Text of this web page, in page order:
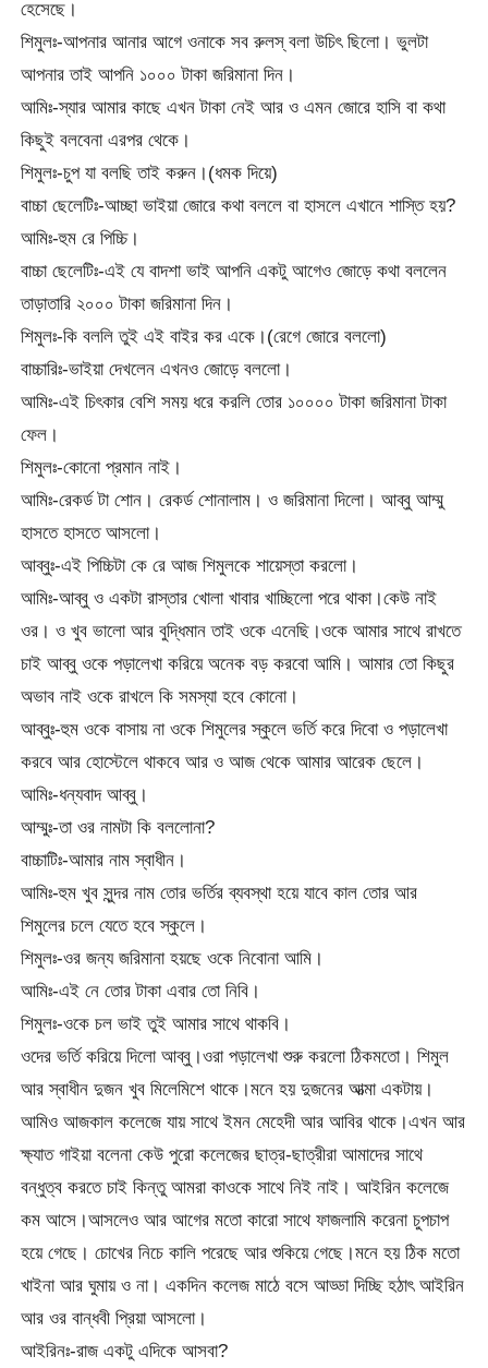
হেসেছে।
শিমুলঃ-আপনার আনার আগে ওনাকে সব রুলস্ বলা উচিৎ ছিলো। ভুলটা
আপনার তাই আপনি ১০০০ টাকা জরিমানা দিন।
আমিঃ-স্যার আমার কাছে এখন টাকা নেই আর ও এমন জোরে হাসি বা কথা
কিছুই বলবেনা এরপর থেকে।
শিমুলঃ-চুপ যা বলছি তাই করুন।(ধমক দিয়ে)
বাচ্চা ছেলেটিঃ-আচ্ছা ভাইয়া জোরে কথা বললে বা হাসলে এখানে শাস্তি হয়?
আমিঃ-হুম রে পিচ্চি।
বাচ্চা ছেলেটিঃ-এই যে বাদশা ভাই আপনি একটু আগেও জোড়ে কথা বললেন
তাড়াতারি ২০০০ টাকা জরিমানা দিন।
শিমুলঃ-কি বললি তুই এই বাইর কর একে।(রেগে জোরে বললো)
বাচ্চারিঃ-ভাইয়া দেখলেন এখনও জোড়ে বললো।
আমিঃ-এই চিৎকার বেশি সময় ধরে করলি তোর ১০০০০ টাকা জরিমানা টাকা
ফেল।
শিমুলঃ-কোনো প্রমান নাই।
আমিঃ-রেকর্ড টা শোন। রেকর্ড শোনালাম। ও জরিমানা দিলো। আব্বু আম্মু
হাসতে হাসতে আসলো।
আব্বুঃ-এই পিচ্চিটা কে রে আজ শিমুলকে শায়েস্তা করলো।
আমিঃ-আব্বু ও একটা রাস্তার খোলা খাবার খাচ্ছিলো পরে থাকা।কেউ নাই
ওর। ও খুব ভালো আর বুদ্ধিমান তাই ওকে এনেছি।ওকে আমার সাথে রাখতে
চাই আব্বু ওকে পড়ালেখা করিয়ে অনেক বড় করবো আমি। আমার তো কিছুর
অভাব নাই ওকে রাখলে কি সমস্যা হবে কোনো।
আব্বুঃ-হুম ওকে বাসায় না ওকে শিমুলের স্কুলে ভর্তি করে দিবো ও পড়ালেখা
করবে আর হোস্টেলে থাকবে আর ও আজ থেকে আমার আরেক ছেলে।
আমিঃ-ধন্যবাদ আব্বু।
আম্মুঃ-তা ওর নামটা কি বললোনা?
বাচ্চাটিঃ-আমার নাম স্বাধীন।
আমিঃ-হুম খুব সুন্দর নাম তোর ভর্তির ব্যবস্থা হয়ে যাবে কাল তোর আর
শিমুলের চলে যেতে হবে স্কুলে।
শিমুলঃ-ওর জন্য জরিমানা হয়ছে ওকে নিবোনা আমি।
আমিঃ-এই নে তোর টাকা এবার তো নিবি।
শিমুলঃ-ওকে চল ভাই তুই আমার সাথে থাকবি।
ওদের ভর্তি করিয়ে দিলো আব্বু।ওরা পড়ালেখা শুরু করলো ঠিকমতো। শিমুল
আর স্বাধীন দুজন খুব মিলেমিশে থাকে।মনে হয় দুজনের আত্মা একটায়।
আমিও আজকাল কলেজে যায় সাথে ইমন মেহেদী আর আবির থাকে।এখন আর
ক্ষ্যাত গাইয়া বলেনা কেউ পুরো কলেজের ছাত্র-ছাত্রীরা আমাদের সাথে
বন্ধুত্ব করতে চাই কিন্তু আমরা কাওকে সাথে নিই নাই। আইরিন কলেজে
কম আসে।আসলেও আর আগের মতো কারো সাথে ফাজলামি করেনা চুপচাপ
হয়ে গেছে। চোখের নিচে কালি পরেছে আর শুকিয়ে গেছে।মনে হয় ঠিক মতো
খাইনা আর ঘুমায় ও না। একদিন কলেজ মাঠে বসে আড্ডা দিচ্ছি হঠাৎ আইরিন
আর ওর বান্ধবী প্রিয়া আসলো।
আইরিনঃ-রাজ একটু এদিকে আসবা?